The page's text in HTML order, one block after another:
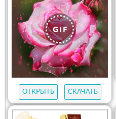
ОТКРЫТЬ СКАЧАТЬ